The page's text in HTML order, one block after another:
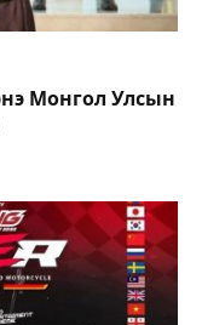
Монгол Улсын